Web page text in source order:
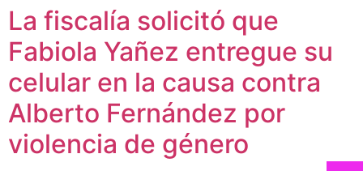
La fiscalía solicitó que
Fabiola Yañez entregue su
celular en la causa contra
Alberto Fernández por
violencia de género